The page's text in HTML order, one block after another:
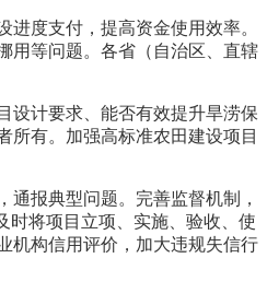
度支付，提高资金使用效率。
用等问题。各省（自治区、直辖
设计要求、能否有效提升旱涝保
所有。加强高标准农田建设项目
报典型问题。完善监督机制，
时将项目立项、实施、验收、使
机构信用评价，加大违规失信行